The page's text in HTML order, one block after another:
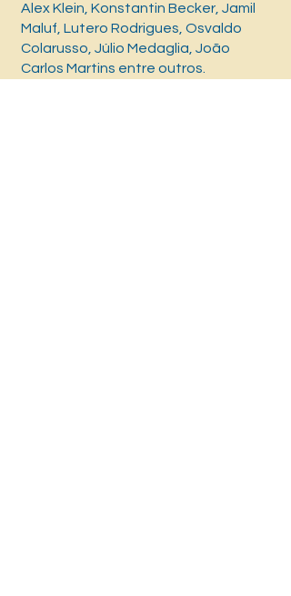
Alex Klein, Konstantin Becker, Jamil
Maluf, Lutero Rodrigues, Osvaldo
Colarusso, Júlio Medaglia, João
Carlos Martins entre outros.